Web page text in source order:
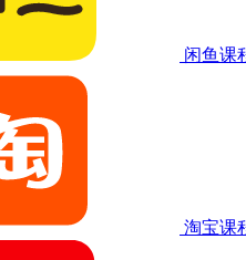
闲鱼课
淘宝课